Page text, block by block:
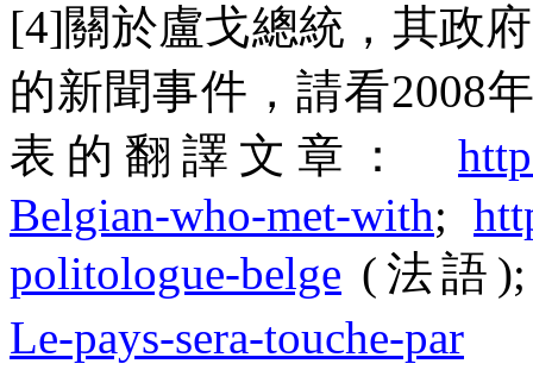
[4]關於盧戈總統，其政
的新聞事件，請看2008
表的翻譯文章：
Belgian-who-met-with;
politologue-belge ( 法語
Le-pays-sera-touche-par